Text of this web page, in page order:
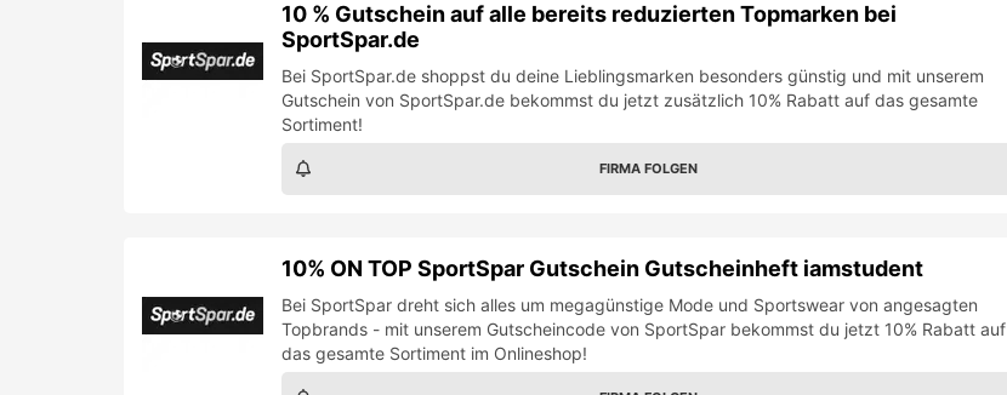
10 % Gutschein auf alle bereits reduzierten Topmarken bei
SportSpar.de
Bei SportSpar.de shoppst du deine Lieblingsmarken besonders günstig und mit unserem
Gutschein von SportSpar.de bekommst du jetzt zusätzlich 10% Rabatt auf das gesamte
Sortiment!
FIRMA FOLGEN
10% ON TOP SportSpar Gutschein Gutscheinheft iamstudent
Bei SportSpar dreht sich alles um megagünstige Mode und Sportswear von angesagten
Topbrands - mit unserem Gutscheincode von SportSpar bekommst du jetzt 10% Rabatt auf
das gesamte Sortiment im Onlineshop!